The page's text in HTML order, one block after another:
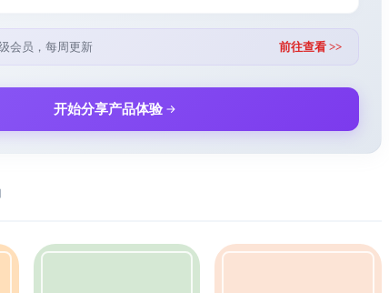
的创意火花，随时随地记录，不怕遗忘。
里的图片、视频或文档等各类重要资料，可储存至便签中，添加
办事项分类记录管理，逐一处理完成，摆脱拖延。
会员，每周更新 前往查看 >>
开始分享产品体验